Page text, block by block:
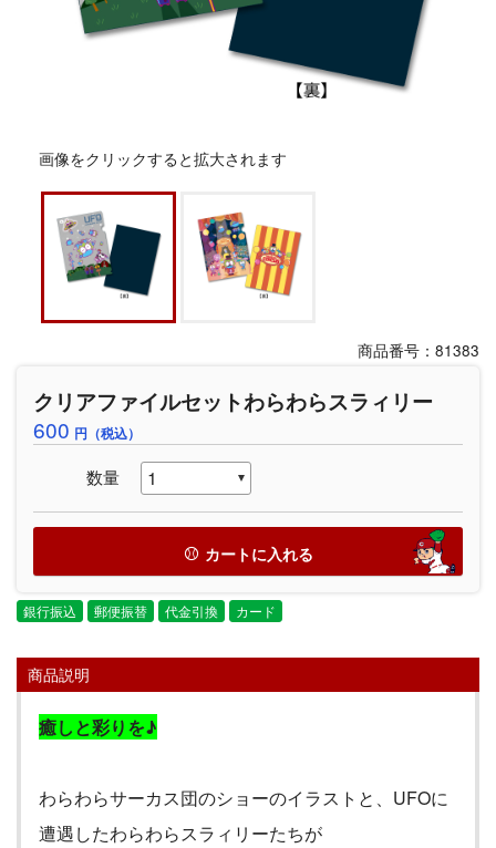
画像をクリックすると拡大されます
商品番号：81383
クリアファイルセットわらわらスラィリー
600 円（税込）
数量
カートに入れる
銀行振込 郵便振替 代金引換 カード
商品説明
癒しと彩りを♪
わらわらサーカス団のショーのイラストと、 UFOに
遭遇したわらわらスラィリーたちが